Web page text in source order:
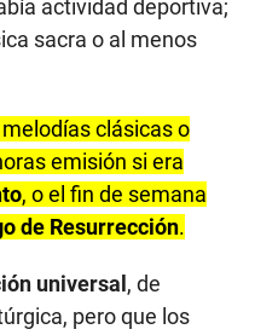
actividad deportiva;
sacra o al menos
clásicas o
emisión si era
, o el fin de semana
de Resurrección.
universal , de
pero que los